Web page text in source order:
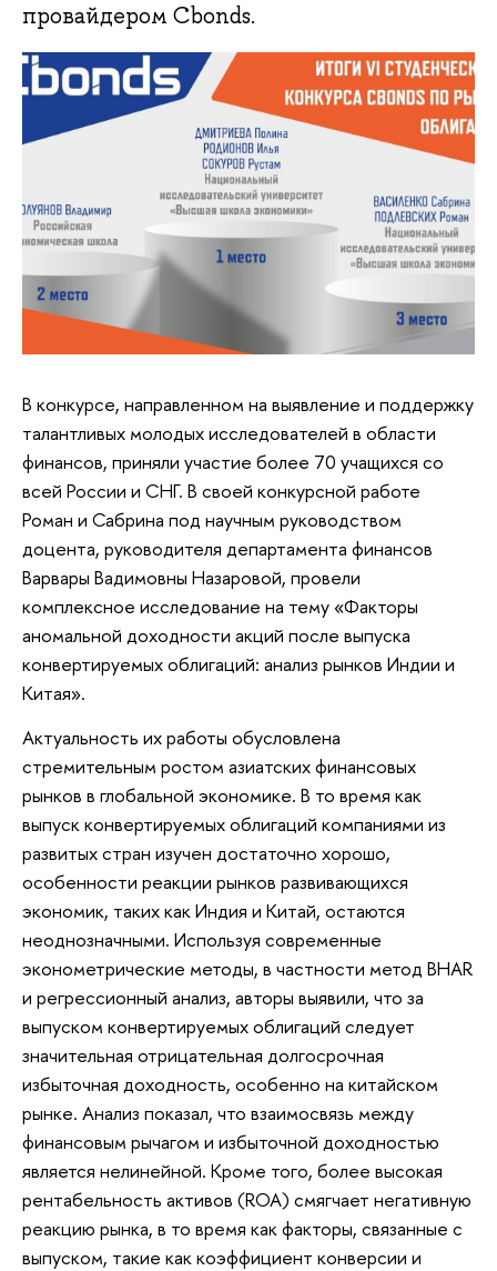
провайдером Cbonds.
В конкурсе, направленном на выявление и поддержку
талантливых молодых исследователей в области
финансов, приняли участие более 70 учащихся со
всей России и СНГ. В своей конкурсной работе
Роман и Сабрина под научным руководством
доцента, руководителя департамента финансов
Варвары Вадимовны Назаровой, провели
комплексное исследование на тему «Факторы
аномальной доходности акций после выпуска
конвертируемых облигаций: анализ рынков Индии и
Китая».
Актуальность их работы обусловлена
стремительным ростом азиатских финансовых
рынков в глобальной экономике. В то время как
выпуск конвертируемых облигаций компаниями из
развитых стран изучен достаточно хорошо,
особенности реакции рынков развивающихся
экономик, таких как Индия и Китай, остаются
неоднозначными. Используя современные
эконометрические методы, в частности метод BHAR
и регрессионный анализ, авторы выявили, что за
выпуском конвертируемых облигаций следует
значительная отрицательная долгосрочная
избыточная доходность, особенно на китайском
рынке. Анализ показал, что взаимосвязь между
финансовым рычагом и избыточной доходностью
является нелинейной. Кроме того, более высокая
рентабельность активов (ROA) смягчает негативную
реакцию рынка, в то время как факторы, связанные с
выпуском, такие как коэффициент конверсии и